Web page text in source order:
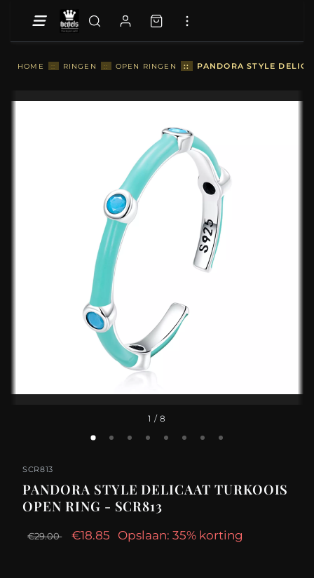
HOME :: RINGEN :: OPEN RINGEN :: PANDORA STYLE
1 / 8
SCR813
PANDORA STYLE DELICAAT TURKOOIS
OPEN RING - SCR813
€29.00 €18.85 Opslaan: 35% korting